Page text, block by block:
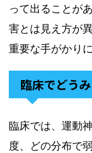
って出ることが
害とは見え方が
重要な手がかり
臨床でどう
臨床では、運動
度、どの分布で